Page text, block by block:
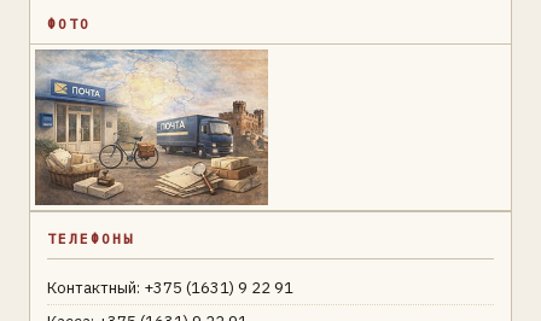
ФОТО
ТЕЛЕФОНЫ
Контактный: +375 (1631) 9 22 91